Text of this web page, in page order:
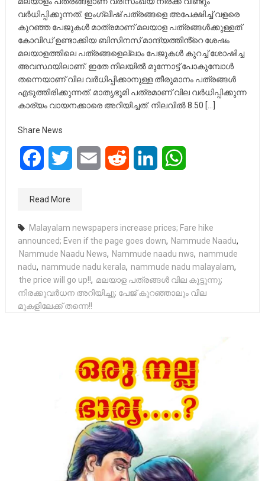
വര്‍ധിപ്പിക്കുന്നത്. ഇംഗ്ലീഷ് പത്രങ്ങളെ അപേക്ഷിച്ച് വളരെ
കുറഞ്ഞ പേജുകള്‍ മാത്രമാണ് മലയാള പത്രങ്ങള്‍ക്കുള്ളത്.
കോവിഡ് ഉണ്ടാക്കിയ ബിസിനസ് മാന്ദ്യത്തിൻ്റെ ശേഷം
മലയാളത്തിലെ പത്രങ്ങളെല്ലാം പേജുകൾ കുറച്ച് ശോഷിച്ച
അവസ്ഥയിലാണ്. ഇതേ നിലയിൽ മുന്നോട്ട് പോകുമ്പോള്‍
തന്നെയാണ് വില വര്‍ധിപ്പിക്കാനുള്ള തീരുമാനം പത്രങ്ങള്‍
എടുത്തിരിക്കുന്നത്. മാതൃഭൂമി പത്രമാണ്‌ വില വര്‍ധിപ്പിക്കുന്ന
കാര്യം വായനക്കാരെ അറിയിച്ചത്. നിലവില്‍ 8.50 […]
Share News
FacebookTwitter Email Reddit LinkedIn
Read More
Malayalam newspapers increase prices; Fare hike
announced; Even if the page goes down, Nammude Naadu,
Nammude Naadu News, Nammude naadu nws, nammude
nadu, nammude nadu kerala, nammude nadu malayalam,
the price will go up!!, മലയാള പത്രങ്ങള്‍ വില കൂട്ടുന്നു;
നിരക്കുവർധന അറിയിച്ചു; പേജ് കുറഞ്ഞാലും വില
മുകളിലേക്ക് തന്നെ!!